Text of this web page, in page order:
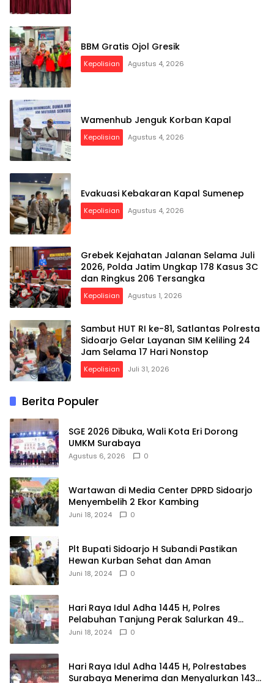
BBM Gratis Ojol Gresik
Kepolisian Agustus 4, 2026
Wamenhub Jenguk Korban Kapal
Kepolisian Agustus 4, 2026
Evakuasi Kebakaran Kapal Sumenep
Kepolisian Agustus 4, 2026
Grebek Kejahatan Jalanan Selama Juli
2026, Polda Jatim Ungkap 178 Kasus 3C
dan Ringkus 206 Tersangka
Kepolisian Agustus 1, 2026
Sambut HUT RI ke-81, Satlantas Polresta
Sidoarjo Gelar Layanan SIM Keliling 24
Jam Selama 17 Hari Nonstop
Kepolisian Juli 31, 2026
Berita Populer
SGE 2026 Dibuka, Wali Kota Eri Dorong
UMKM Surabaya
Agustus 6, 2026 0
Wartawan di Media Center DPRD Sidoarjo
Menyembelih 2 Ekor Kambing
Juni 18, 2024 0
Plt Bupati Sidoarjo H Subandi Pastikan
Hewan Kurban Sehat dan Aman
Juni 18, 2024 0
Hari Raya Idul Adha 1445 H, Polres
Pelabuhan Tanjung Perak Salurkan 49
Hewan Korban.
Juni 18, 2024 0
Hari Raya Idul Adha 1445 H, Polrestabes
Surabaya Menerima dan Menyalurkan 143